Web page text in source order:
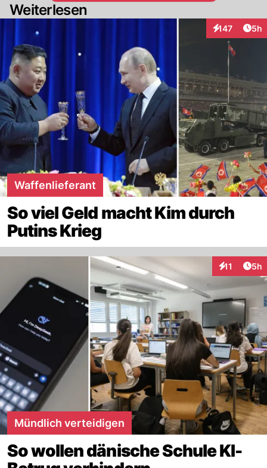
Weiterlesen
147
Interaktionen
5h
Waffenlieferant
So viel Geld macht Kim durch
Putins Krieg
11 5h
Mündlich verteidigen
So wollen dänische Schule KI-